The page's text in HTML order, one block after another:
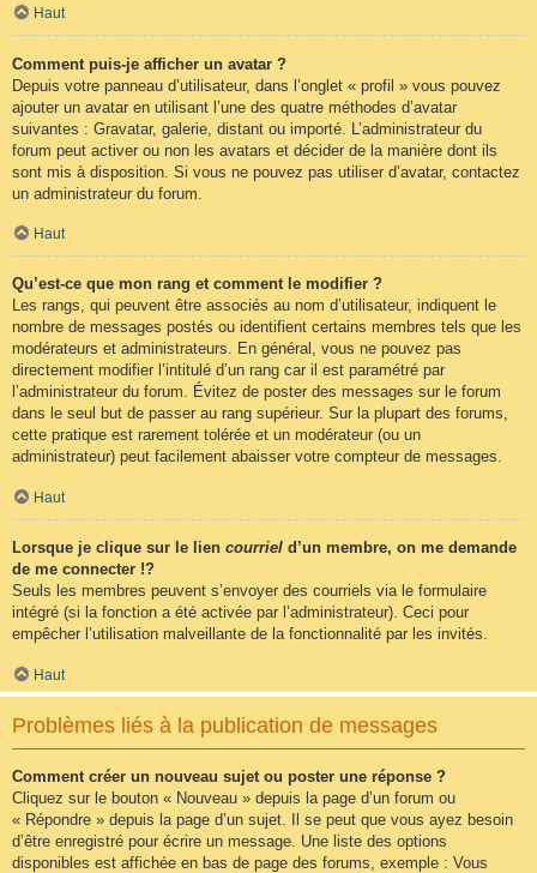
Haut
Comment puis-je afficher un avatar ?
Depuis votre panneau d’utilisateur, dans l’onglet « profil » vous pouvez
ajouter un avatar en utilisant l’une des quatre méthodes d’avatar
suivantes : Gravatar, galerie, distant ou importé. L’administrateur du
forum peut activer ou non les avatars et décider de la manière dont ils
sont mis à disposition. Si vous ne pouvez pas utiliser d’avatar, contactez
un administrateur du forum.
Haut
Qu’est-ce que mon rang et comment le modifier ?
Les rangs, qui peuvent être associés au nom d’utilisateur, indiquent le
nombre de messages postés ou identifient certains membres tels que les
modérateurs et administrateurs. En général, vous ne pouvez pas
directement modifier l’intitulé d’un rang car il est paramétré par
l’administrateur du forum. Évitez de poster des messages sur le forum
dans le seul but de passer au rang supérieur. Sur la plupart des forums,
cette pratique est rarement tolérée et un modérateur (ou un
administrateur) peut facilement abaisser votre compteur de messages.
Haut
Lorsque je clique sur le lien courriel d’un membre, on me demande
de me connecter !?
Seuls les membres peuvent s’envoyer des courriels via le formulaire
intégré (si la fonction a été activée par l’administrateur). Ceci pour
empêcher l’utilisation malveillante de la fonctionnalité par les invités.
Haut
Problèmes liés à la publication de messages
Comment créer un nouveau sujet ou poster une réponse ?
Cliquez sur le bouton « Nouveau » depuis la page d’un forum ou
« Répondre » depuis la page d’un sujet. Il se peut que vous ayez besoin
d’être enregistré pour écrire un message. Une liste des options
disponibles est affichée en bas de page des forums, exemple : Vous